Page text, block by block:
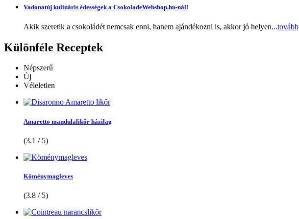
Vadonatúj kulináris édességek a CsokoladeWebshop.hu-nál!
Akik szeretik a csokoládét nemcsak enni, hanem ajándékozni is, akkor jó helyen...tovább
Különféle Receptek
Népszerű
Új
Véleletlen
Amaretto mandulalikőr házilag
(3.1 / 5)
Köménymagleves
(3.8 / 5)